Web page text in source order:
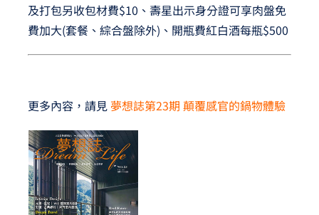
及打包另收包材費$10、壽星出示身分證可享肉盤免
費加大(套餐、綜合盤除外)、開瓶費紅白酒每瓶$500
更多內容，請見 夢想誌第23期 顛覆感官的鍋物體驗